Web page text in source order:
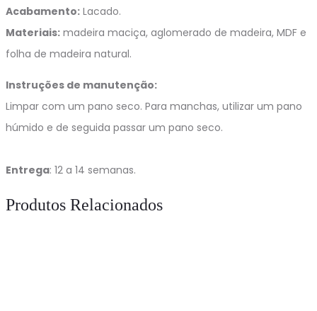
Acabamento: Lacado.
Materiais: madeira maciça, aglomerado de madeira, MDF e
folha de madeira natural.
Instruções de manutenção:
Limpar com um pano seco. Para manchas, utilizar um pano
húmido e de seguida passar um pano seco.
Entrega: 12 a 14 semanas.
Produtos Relacionados